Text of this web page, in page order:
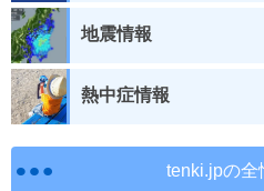
地震情報
熱中症情報
tenki.jpの全